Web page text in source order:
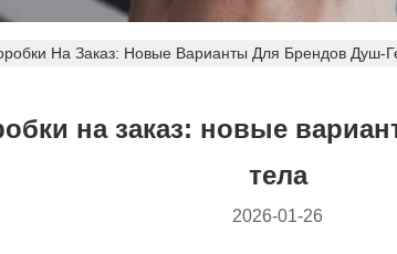
На Заказ: Новые Варианты Для Брендов Душ-
на заказ: новые
тела
2026-01-26